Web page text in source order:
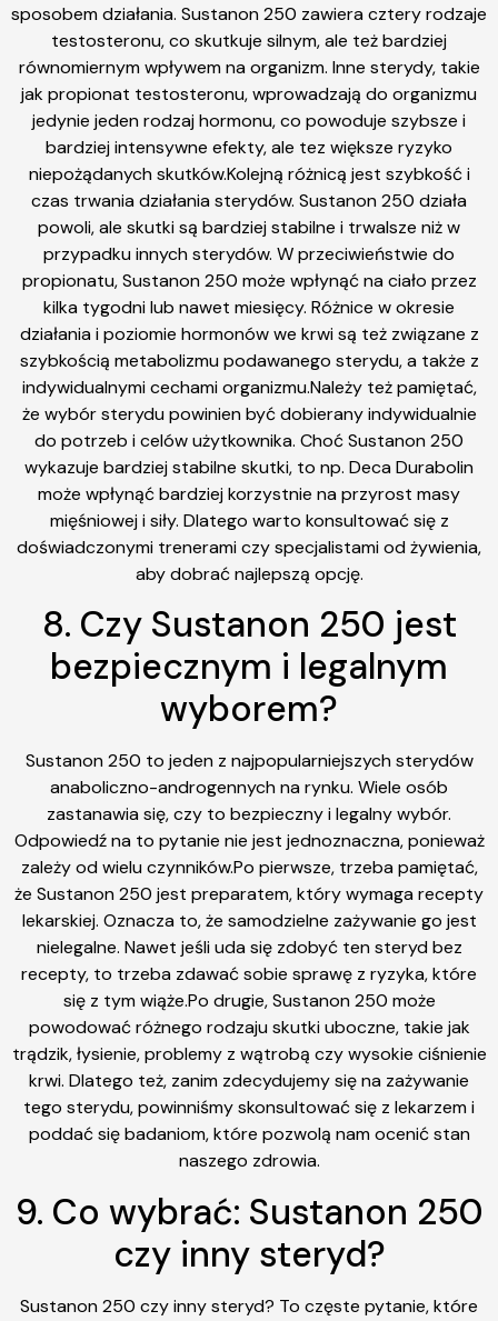
sposobem działania. Sustanon 250 zawiera cztery rodzaje
testosteronu, co skutkuje silnym, ale też bardziej
równomiernym wpływem na organizm. Inne sterydy, takie
jak propionat testosteronu, wprowadzają do organizmu
jedynie jeden rodzaj hormonu, co powoduje szybsze i
bardziej intensywne efekty, ale tez większe ryzyko
niepożądanych skutków.Kolejną różnicą jest szybkość i
czas trwania działania sterydów. Sustanon 250 działa
powoli, ale skutki są bardziej stabilne i trwalsze niż w
przypadku innych sterydów. W przeciwieństwie do
propionatu, Sustanon 250 może wpłynąć na ciało przez
kilka tygodni lub nawet miesięcy. Różnice w okresie
działania i poziomie hormonów we krwi są też związane z
szybkością metabolizmu podawanego sterydu, a także z
indywidualnymi cechami organizmu.Należy też pamiętać,
że wybór sterydu powinien być dobierany indywidualnie
do potrzeb i celów użytkownika. Choć Sustanon 250
wykazuje bardziej stabilne skutki, to np. Deca Durabolin
może wpłynąć bardziej korzystnie na przyrost masy
mięśniowej i siły. Dlatego warto konsultować się z
doświadczonymi trenerami czy specjalistami od żywienia,
aby dobrać najlepszą opcję.
8. Czy Sustanon 250 jest
bezpiecznym i legalnym
wyborem?
Sustanon 250 to jeden z najpopularniejszych sterydów
anaboliczno-androgennych na rynku. Wiele osób
zastanawia się, czy to bezpieczny i legalny wybór.
Odpowiedź na to pytanie nie jest jednoznaczna, ponieważ
zależy od wielu czynników.Po pierwsze, trzeba pamiętać,
że Sustanon 250 jest preparatem, który wymaga recepty
lekarskiej. Oznacza to, że samodzielne zażywanie go jest
nielegalne. Nawet jeśli uda się zdobyć ten steryd bez
recepty, to trzeba zdawać sobie sprawę z ryzyka, które
się z tym wiąże.Po drugie, Sustanon 250 może
powodować różnego rodzaju skutki uboczne, takie jak
trądzik, łysienie, problemy z wątrobą czy wysokie ciśnienie
krwi. Dlatego też, zanim zdecydujemy się na zażywanie
tego sterydu, powinniśmy skonsultować się z lekarzem i
poddać się badaniom, które pozwolą nam ocenić stan
naszego zdrowia.
9. Co wybrać: Sustanon 250
czy inny steryd?
Sustanon 250 czy inny steryd? To częste pytanie, które